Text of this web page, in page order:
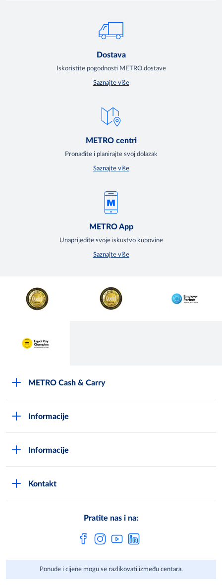
Dostava
Iskoristite pogodnosti METRO dostave
Saznajte više
METRO centri
Pronađite i planirajte svoj dolazak
Saznajte više
METRO App
Unaprijedite svoje iskustvo kupovine
Saznajte više
METRO Cash & Carry
DPN zaštita podatak
Informacije
Informacije
Kontakt
Pratite nas i na:
Ponude i cijene mogu se razlikovati između centara.